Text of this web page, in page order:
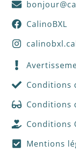
CalinoBXL
Conditions
Conditions
Conditions
Mentions